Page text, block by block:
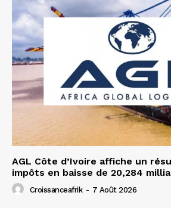
AGL Côte d’Ivoire affiche un
impôts en baisse de 20,284
Croissanceafrik - 7 Août 2026